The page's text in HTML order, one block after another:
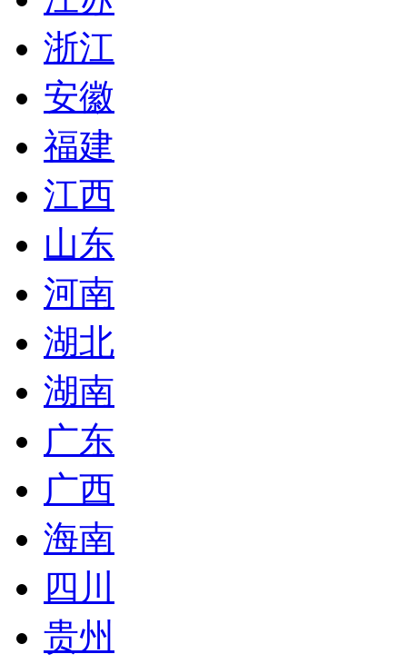
浙江
安徽
福建
江西
山东
河南
湖北
湖南
广东
广西
海南
四川
贵州